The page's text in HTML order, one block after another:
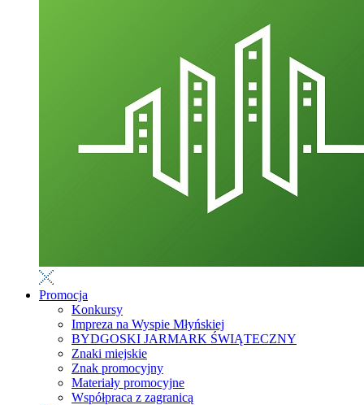
Promocja
Konkursy
Impreza na Wyspie Młyńskiej
BYDGOSKI JARMARK ŚWIĄTECZNY
Znaki miejskie
Znak promocyjny
Materiały promocyjne
Współpraca z zagranicą